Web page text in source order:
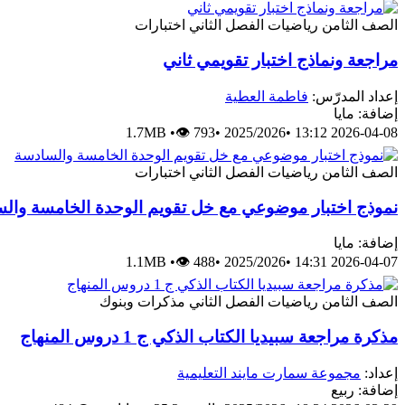
الصف الثامن رياضيات الفصل الثاني اختبارات
مراجعة ونماذج اختبار تقويمي ثاني
إعداد المدرّس: فاطمة العطية
إضافة: مايا
2026-04-08 13:12
•
2025/2026
•
1.7MB •👁 793
الصف الثامن رياضيات الفصل الثاني اختبارات
نموذج اختبار موضوعي مع خل تقويم الوحدة الخامسة
إضافة: مايا
2026-04-07 14:31
•
2025/2026
•
1.1MB •👁 488
الصف الثامن رياضيات الفصل الثاني مذكرات وبنوك
مذكرة مراجعة سبيديا الكتاب الذكي ج 1 دروس المنهاج
إعداد: مجموعة سمارت مايند التعليمية
إضافة: ربيع